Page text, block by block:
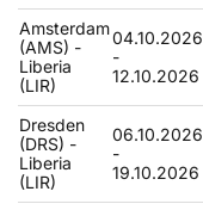
Amsterdam
(AMS) -
Liberia
(LIR)
04.10.2026
-
12.10.2026
Dresden
(DRS) -
Liberia
(LIR)
06.10.2026
-
19.10.2026